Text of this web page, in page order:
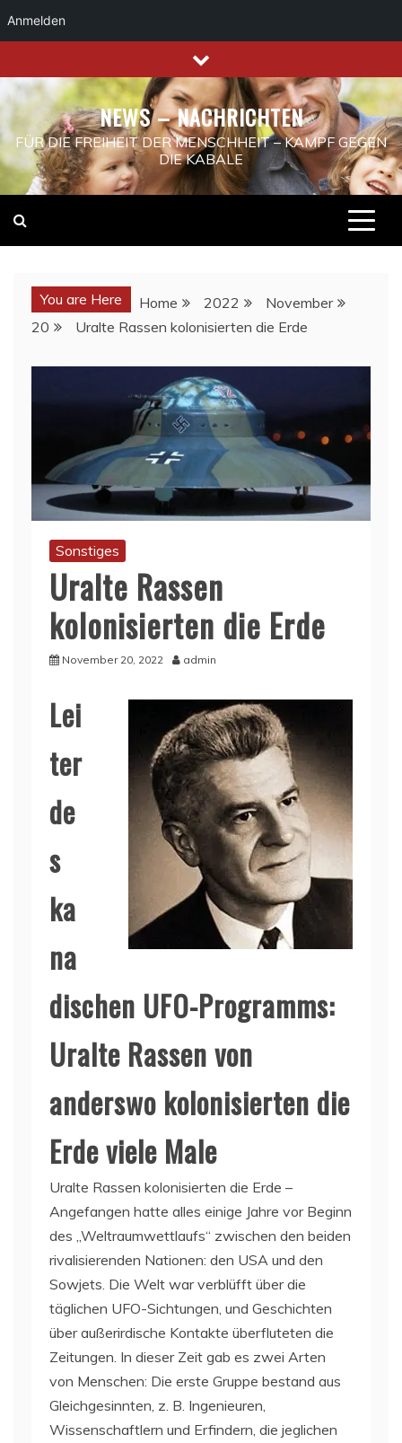
Anmelden
to
content
NEWS – NACHRICHTEN
FÜR DIE FREIHEIT DER MENSCHHEIT – KAMPF GEGEN
DIE KABALE
You are Here Home 2022
November
20
Uralte Rassen kolonisierten die Erde
Sonstiges
Uralte Rassen
kolonisierten die Erde
November 20, 2022 admin
Lei
ter
de
s
ka
na
dischen UFO-Programms:
Uralte Rassen von
anderswo kolonisierten die
Erde viele Male
Uralte Rassen kolonisierten die Erde –
Angefangen hatte alles einige Jahre vor Beginn
des „Weltraumwettlaufs“ zwischen den beiden
rivalisierenden Nationen: den USA und den
Sowjets. Die Welt war verblüfft über die
täglichen UFO-Sichtungen, und Geschichten
über außerirdische Kontakte überfluteten die
Zeitungen. In dieser Zeit gab es zwei Arten
von Menschen: Die erste Gruppe bestand aus
Gleichgesinnten, z. B. Ingenieuren,
Wissenschaftlern und Erfindern, die jeglichen